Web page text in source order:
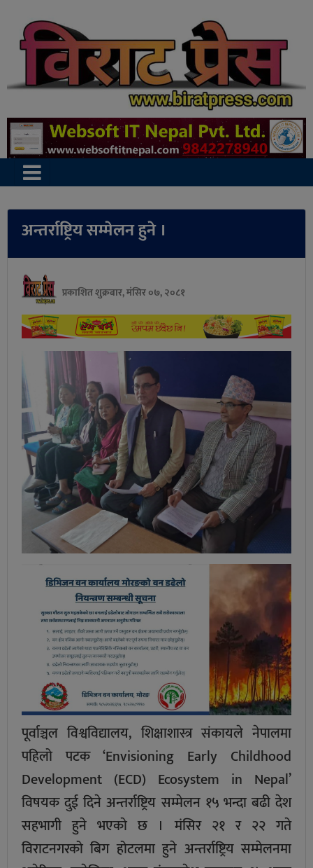
अन्तर्राष्ट्रिय सम्मेलन हुने ।
प्रकाशित शुक्रबार, मंसिर ०७, २०८१
पूर्वाञ्चल विश्वविद्यालय, शिक्षाशास्त्र संकायले नेपालमा
पहिलो पटक ‘Envisioning Early Childhood
Development (ECD) Ecosystem in Nepal’
विषयक दुई दिने अन्तर्राष्ट्रिय सम्मेलन १५ भन्दा बढी देश
सहभागी हुने भएकाे छ । मंसिर २१ र २२ गते
विराटनगरको बिग होटलमा हुने अन्तर्राष्ट्रिय सम्मेलनमा